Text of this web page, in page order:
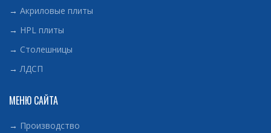
→ Акриловые плиты
→ HPL плиты
→ Столешницы
→ ЛДСП
МЕНЮ САЙТА
→ Производство